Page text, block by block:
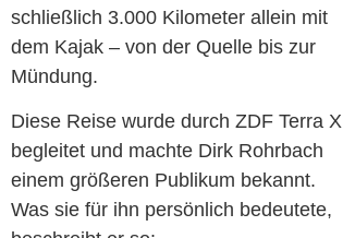
schließlich 3.000 Kilometer allein mit
dem Kajak – von der Quelle bis zur
Mündung.
Diese Reise wurde durch ZDF Terra X
begleitet und machte Dirk Rohrbach
einem größeren Publikum bekannt.
Was sie für ihn persönlich bedeutete,